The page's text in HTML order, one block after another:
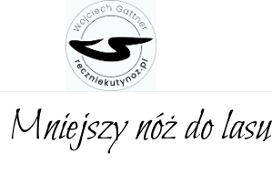
Mniejszy nóż do lasu